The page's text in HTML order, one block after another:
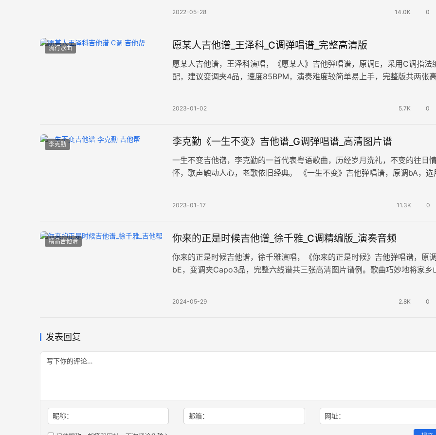
2022-05-28 14.0K 0
流行歌曲 愿某人吉他谱_王泽科_C调弹唱谱_完整高清版
愿某人吉他谱，王泽科演唱，《愿某人》吉他弹唱谱，原调E，采用C调指法
配，建议变调夹4品，速度85BPM，演奏难度较简单易上手，完整版共两张
2023-01-02 5.7K 0
李克勤 李克勤《一生不变》吉他谱_G调弹唱谱_高清图片谱
一生不变吉他谱，李克勤的一首代表粤语歌曲，历经岁月洗礼，不变的往日
怀，歌声触动人心，老歌依旧经典。 《一生不变》吉他弹唱谱，原调bA，选
2023-01-17 11.3K 0
精品吉他谱 你来的正是时候吉他谱_徐千雅_C调精编版_演奏音频
你来的正是时候吉他谱，徐千雅演唱，《你来的正是时候》吉他弹唱谱，原调
bE，变调夹Capo3品，完整六线谱共三张高清图片谱例。歌曲巧妙地将家乡
2024-05-29 2.8K 0
发表回复
昵称： 邮箱： 网址：